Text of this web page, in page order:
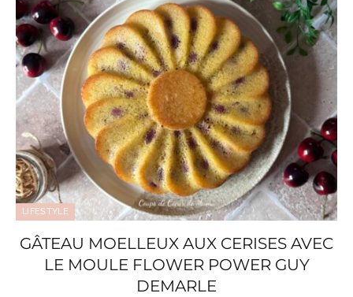
LIFESTYLE
GÂTEAU MOELLEUX AUX CERISES AVEC
LE MOULE FLOWER POWER GUY
DEMARLE